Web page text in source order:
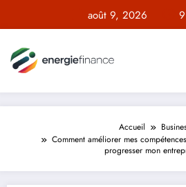
contenu
août 9, 2026
Accueil
Comment améliorer mes
progresser mon